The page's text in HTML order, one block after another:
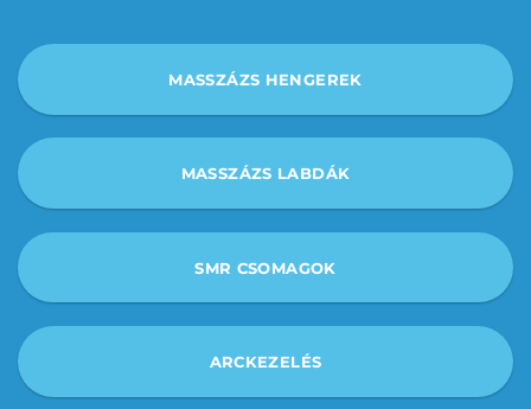
MASSZÁZS HENGEREK
MASSZÁZS LABDÁK
SMR CSOMAGOK
ARCKEZELÉS